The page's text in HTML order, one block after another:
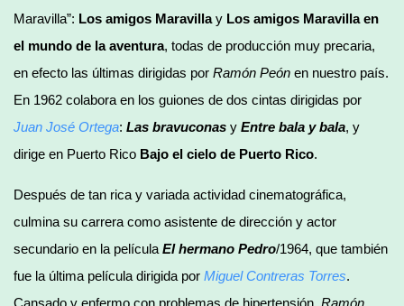
Maravilla”: Los amigos Maravillay Los amigos Maravilla en
el mundo de la aventura, todas de producción muy precaria,
en efecto las últimas dirigidas por Ramón Peón en nuestro país.
En 1962 colabora en los guiones de dos cintas dirigidas por
Juan José Ortega: Las bravuconas y Entre bala y bala, y
dirige en Puerto Rico Bajo el cielo de Puerto Rico.
Después de tan rica y variada actividad cinematográfica,
culmina su carrera como asistente de dirección y actor
secundario en la película El hermano Pedro/1964, que también
fue la última película dirigida por Miguel Contreras Torres.
Cansado y enfermo con problemas de hipertensión, Ramón